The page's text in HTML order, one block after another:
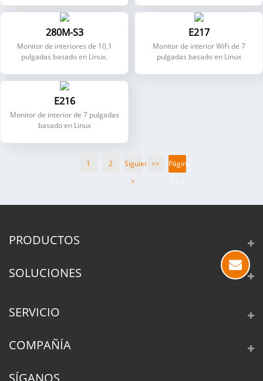
280M-S3
Monitor de interiores de 10,1
pulgadas basado en Linux.
E217
Monitor de interior WiFi de 7
pulgadas basado en Linux
E216
Monitor de interior de 7 pulgadas
basado en Linux
1 2
Siguiente
>
>>
Página
PRODUCTOS
SOLUCIONES
SERVICIO
COMPAÑÍA
SÍGANOS